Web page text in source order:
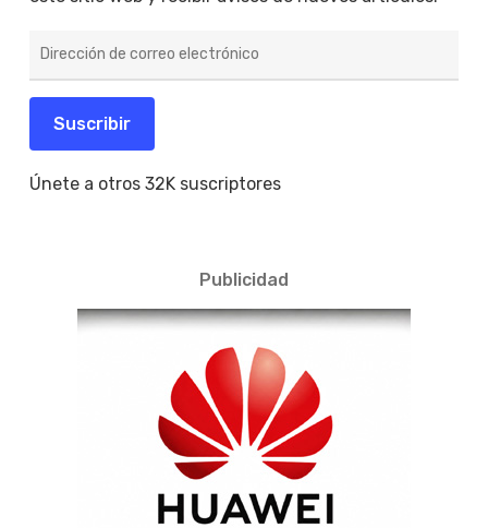
de
electrónico
Suscribir
Únete a otros 32K suscriptores
Publicidad